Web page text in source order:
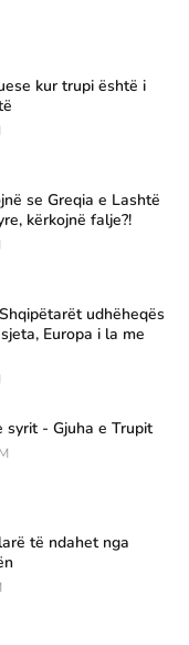
kur trupi është i
se Greqia e Lashtë
kërkojnë falje?!
udhëheqës
Europa i la me
syrit - Gjuha e Trupit
të ndahet nga